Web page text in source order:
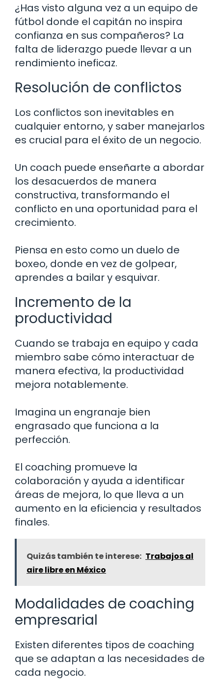
¿Has visto alguna vez a un equipo de
fútbol donde el capitán no inspira
confianza en sus compañeros? La
falta de liderazgo puede llevar a un
rendimiento ineficaz.
Resolución de conflictos
Los conflictos son inevitables en
cualquier entorno, y saber manejarlos
es crucial para el éxito de un negocio.
Un coach puede enseñarte a abordar
los desacuerdos de manera
constructiva, transformando el
conflicto en una oportunidad para el
crecimiento.
Piensa en esto como un duelo de
boxeo, donde en vez de golpear,
aprendes a bailar y esquivar.
Incremento de la
productividad
Cuando se trabaja en equipo y cada
miembro sabe cómo interactuar de
manera efectiva, la productividad
mejora notablemente.
Imagina un engranaje bien
engrasado que funciona a la
perfección.
El coaching promueve la
colaboración y ayuda a identificar
áreas de mejora, lo que lleva a un
aumento en la eficiencia y resultados
finales.
Quizás también te interese: Trabajos al
aire libre en México
Modalidades de coaching
empresarial
Existen diferentes tipos de coaching
que se adaptan a las necesidades de
cada negocio.